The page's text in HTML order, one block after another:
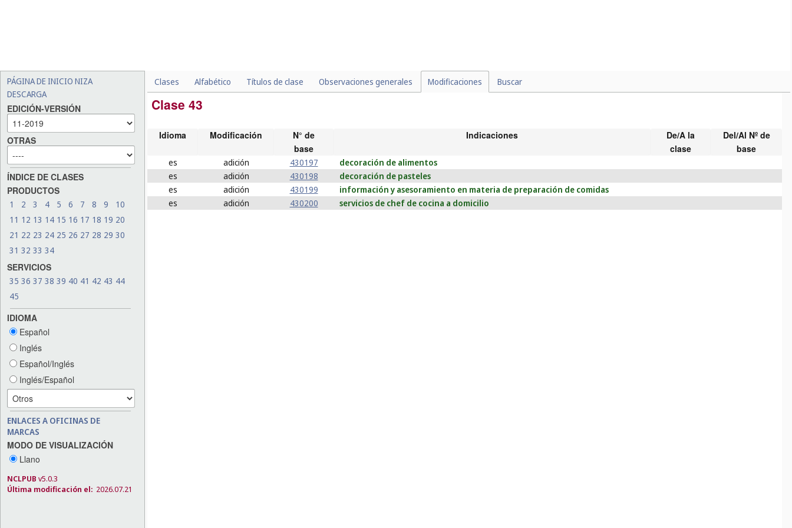
PÁGINA DE INICIO NIZA
DESCARGA
EDICIÓN-VERSIÓN
OTRAS
ÍNDICE DE CLASES
PRODUCTOS
1 2 3 4 5 6 7 8 9
10
11 12 13 14 15 16 17 18 19 20
21 22 23 24 25 26 27 28 29 30
31 32 33 34
SERVICIOS
35 36 37 38 39 40 41 42 43 44
45
IDIOMA
Español
Inglés
Español/Inglés
Inglés/Español
ENLACES A OFICINAS DE
MARCAS
MODO DE VISUALIZACIÓN
Llano
NCLPUB v5.0.3
Última modificación el: 2026.07.21
Clases Alfabético Títulos de clase Observaciones generales Modificaciones Buscar
Clase 43
Idioma Modificación
N° de
base
Indicaciones
De/A la
clase
Del/Al Nº de
base
es adición 430197
decoración de alimentos
es
adición 430198
decoración de pasteles
es
adición 430199
información y asesoramiento en materia de preparación de comidas
es
adición 430200 servicios de chef de cocina a domicilio